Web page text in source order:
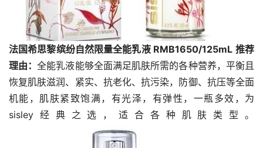
法国希思黎缤纷自然限量全能乳液 RMB1650/125mL 推荐
理由：全能乳液能够全面满足肌肤所需的各种营养，平衡且
恢复肌肤滋润、紧实、抗老化、抗污染，防御、抗压等全面
机能，肌肤紧致饱满，有光泽，有弹性，一瓶多效，为
sisley经典之选，适合各种肌肤类型。